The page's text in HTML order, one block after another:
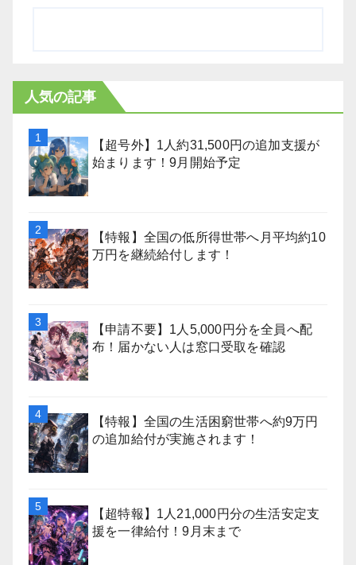
人気の記事
【超号外】1人約31,500円の追加支援が
始まります！9月開始予定
【特報】全国の低所得世帯へ月平均約10
万円を継続給付します！
【申請不要】1人5,000円分を全員へ配
布！届かない人は窓口受取を確認
【特報】全国の生活困窮世帯へ約9万円
の追加給付が実施されます！
【超特報】1人21,000円分の生活安定支
援を一律給付！9月末まで